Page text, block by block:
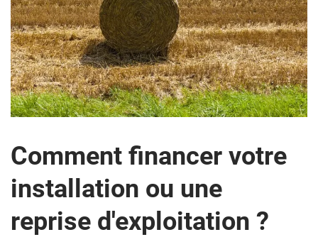
Comment financer votre
installation ou une
reprise d'exploitation ?